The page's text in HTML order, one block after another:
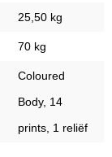
25,50 kg
70 kg
Coloured
Body, 14
prints, 1 reliëf